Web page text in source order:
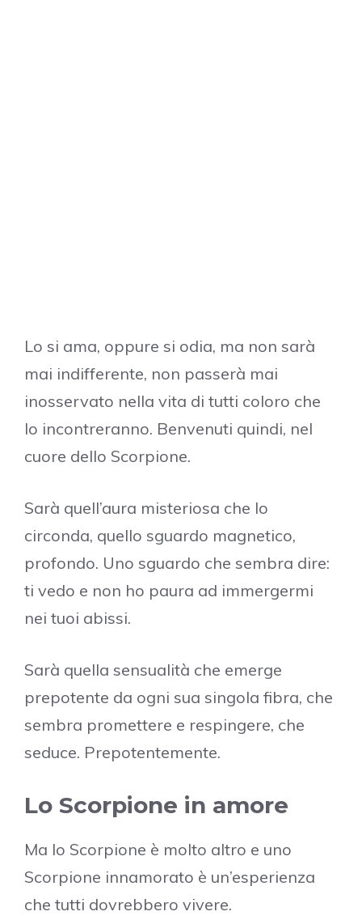
Lo si ama, oppure si odia, ma non sarà
mai indifferente, non passerà mai
inosservato nella vita di tutti coloro che
lo incontreranno. Benvenuti quindi, nel
cuore dello Scorpione.
Sarà quell’aura misteriosa che lo
circonda, quello sguardo magnetico,
profondo. Uno sguardo che sembra dire:
ti vedo e non ho paura ad immergermi
nei tuoi abissi.
Sarà quella sensualità che emerge
prepotente da ogni sua singola fibra, che
sembra promettere e respingere, che
seduce. Prepotentemente.
Lo Scorpione in amore
Ma lo Scorpione è molto altro e uno
Scorpione innamorato è un’esperienza
che tutti dovrebbero vivere.